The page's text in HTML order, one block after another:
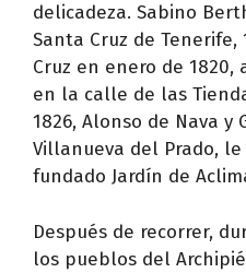
delicadeza. Sabino
Santa Cruz de
Cruz en enero de
en la calle de las
1826, Alonso de Nava y
Villanueva del Prado,
fundado Jardín de
Después de recorrer,
los pueblos del